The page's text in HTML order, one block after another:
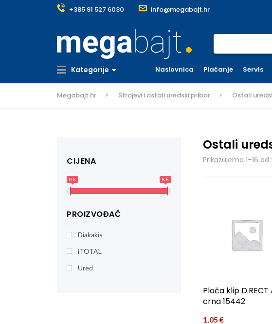
+385 91 527 6030 info@megabajt.hr
Kategorije Naslovnica Plaćanje Servis
Megabajt.hr Strojevi i ostali uredski pribor Ostali
Ostali
Prikazujemo 1–16
Ploča klip D.RECT
crna 15442
1,05 €
CIJENA
0 € 8 €
PROIZVOĐAČ
Diakakis
iTOTAL
Ured